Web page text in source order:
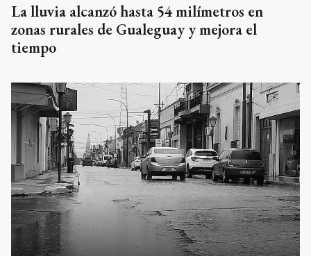
La lluvia alcanzó hasta 54 milímetros en
zonas rurales de Gualeguay y mejora el
tiempo